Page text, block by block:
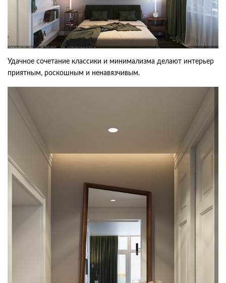
Удачное сочетание классики и минимализма делают интерьер
приятным, роскошным и ненавязчивым.